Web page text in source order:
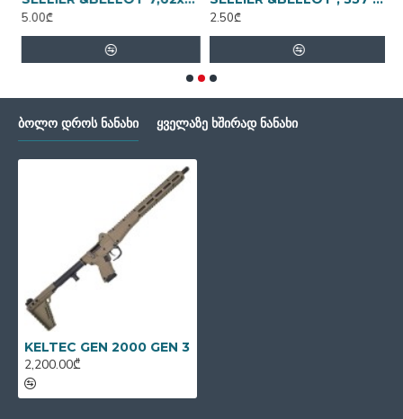
5.00₾
2.50₾
ᲑᲝᲚᲝ ᲓᲠᲝᲡ ᲜᲐᲜᲐᲮᲘ ᲧᲕᲔᲚᲐᲖᲔ ᲮᲨᲘᲠᲐᲓ ᲜᲐᲜᲐᲮᲘ
KELTEC GEN 2000 GEN 3
2,200.00₾